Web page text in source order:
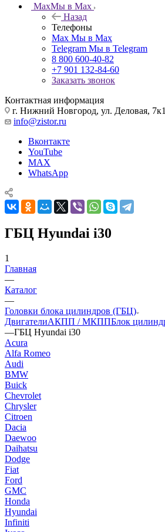
MaxМы в Max
Назад
Телефоны
Max Мы в Max
Telegram Мы в Telegram
8 800 600-40-82
+7 901 132-84-60
Заказать звонок
Контактная информация
г. Нижний Новгород, ул. Деловая, 7к1
info@zistor.ru
Вконтакте
YouTube
MAX
WhatsApp
ГБЦ Hyundai i30
1
Главная
—
Каталог
—
Головки блока цилиндров (ГБЦ)
ДвигателиАКПП / МКППБлок
—ГБЦ Hyundai i30
Acura
Alfa Romeo
Audi
BMW
Buick
Chevrolet
Chrysler
Citroen
Dacia
Daewoo
Daihatsu
Dodge
Fiat
Ford
GMC
Honda
Hyundai
Infiniti